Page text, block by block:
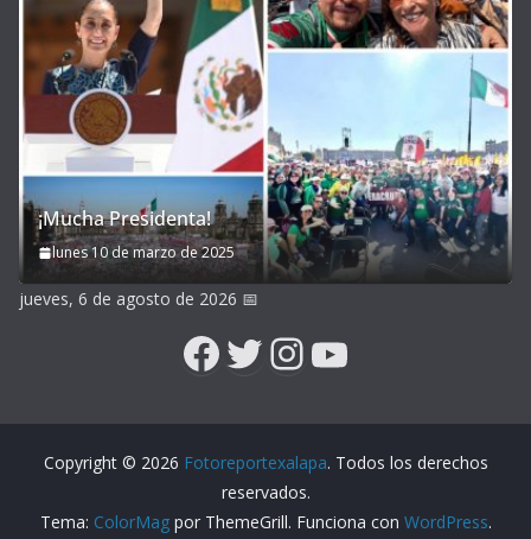
¡Mucha Presidenta!
lunes 10 de marzo de 2025
jueves, 6 de agosto de 2026 📅
Facebook
Twitter
Instagram
YouTube
Copyright © 2026 Fotoreportexalapa. Todos los derechos
reservados.
Tema: ColorMagpor ThemeGrill. Funciona con WordPress.